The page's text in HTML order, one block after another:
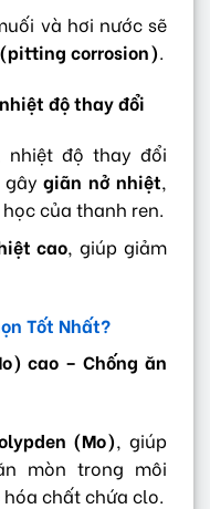
và hơi nước sẽ
corrosion).
độ thay đổi
nhiệt độ thay đổi
gâygiãn nở nhiệt,
của thanh ren.
cao, giúp giảm
Tốt Nhất?
cao – Chống ăn
(Mo), giúp
mòn trong môi
chất chứa clo.